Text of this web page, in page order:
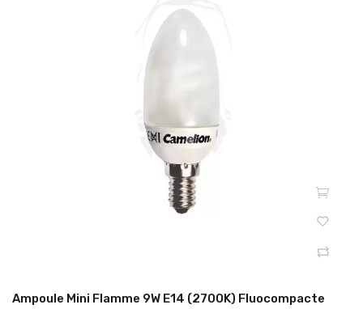
Ampoule Mini Flamme 9W E14 (2700K) Fluocompacte